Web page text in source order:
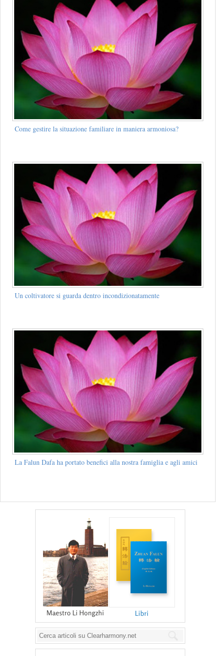
Come gestire la situazione familiare in maniera armoniosa?
Un coltivatore si guarda dentro incondizionatamente
La Falun Dafa ha portato benefici alla nostra famiglia e agli amici
Maestro Li Hongzhi Libri